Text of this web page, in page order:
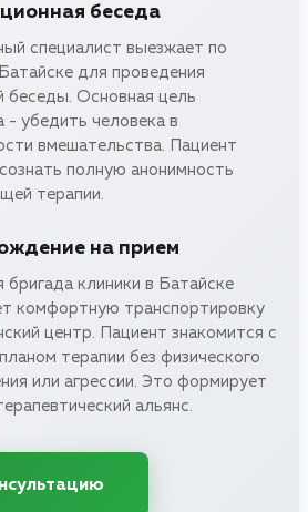
беседа
специалист выезжает по
для проведения
беседы. Основная цель
- убедить человека в
вмешательства. Пациент
полную анонимность
терапии.
на прием
бригада клиники в Батайске
комфортную транспортировку
центр. Пациент знакомится с
терапии без физического
или агрессии. Это формирует
альянс.